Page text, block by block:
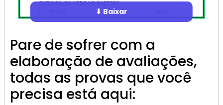
⬇ Baixar
Pare de sofrer com a
elaboração de avaliações,
todas as provas que você
precisa está aqui: